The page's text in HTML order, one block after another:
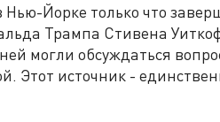
Йорке только что
Трампа Стивена
могли обсуждаться
Этот источник -